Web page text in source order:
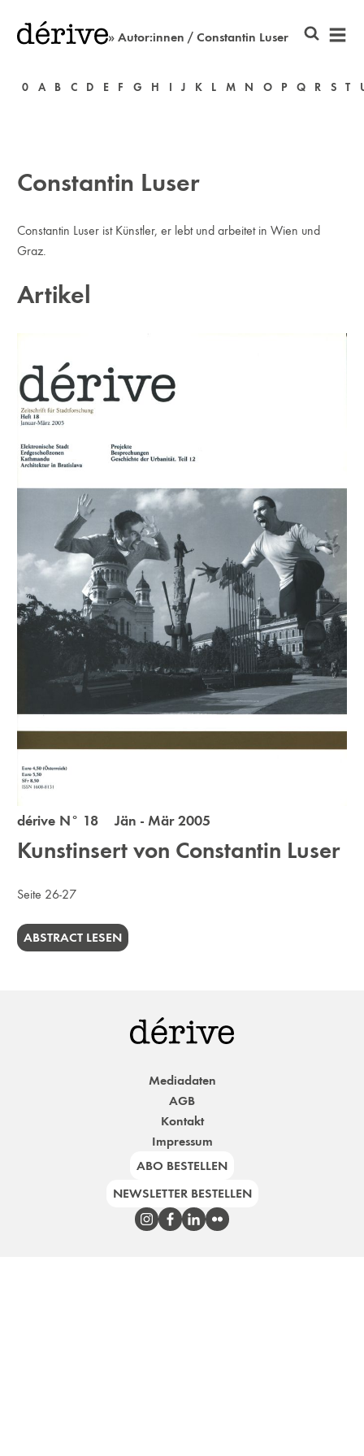
» Autor:innen / Constantin Luser
0 A B C D E F G H I J K L M N O P Q R S T
Constantin Luser
Constantin Luser ist Künstler, er lebt und arbeitet in Wien und
Graz.
Artikel
dérive N° 18 Jän - Mär 2005
Kunstinsert von Constantin Luser
Seite 26-27
ABSTRACT LESEN
Mediadaten
AGB
Kontakt
Impressum
ABO BESTELLEN
NEWSLETTER BESTELLEN